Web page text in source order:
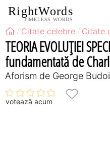
RightWords
TIMELESS WORDS
Citate celebre Citate
TEORIA EVOLUŢIEI
fundamentată de
Aforism de George
votează acum